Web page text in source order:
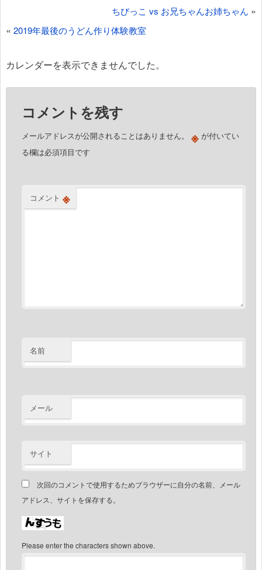
稿
ビ
ちびっこ vs お兄ちゃんお姉ちゃん »
« 2019年最後のうどん作り体験教室
カレンダーを表示できませんでした。
コメントを残す
メールアドレスが公開されることはありません。 ※が付いてい
る欄は必須項目です
コメント ※
名前
メール
サイト
次回のコメントで使用するためブラウザーに自分の名前、メール
アドレス、サイトを保存する。
Please enter the characters shown above.